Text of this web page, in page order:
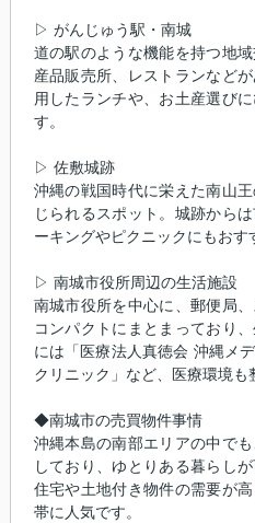
▷ がんじゅう駅・南城
道の駅のような機能を持つ地
産品販売所、レストランなど
用したランチや、お土産選び
す。
▷ 佐敷城跡
沖縄の戦国時代に栄えた南山
じられるスポット。城跡から
ーキングやピクニックにもおす
▷ 南城市役所周辺の生活施設
南城市役所を中心に、郵便局
コンパクトにまとまっており
には「医療法人真徳会 沖縄メ
クリニック」など、医療環境も
◆南城市の売買物件事情
沖縄本島の南部エリアの中で
しており、ゆとりある暮らし
住宅や土地付き物件の需要が
帯に人気です。